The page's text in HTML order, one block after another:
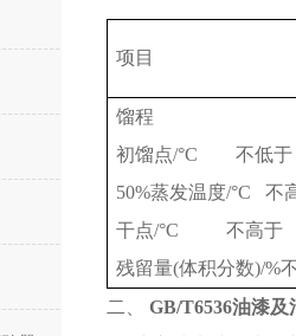
项目
馏程
初馏点/°C 不低于
50%蒸发温度/°C 不
干点/°C 不高于
残留量(体积分数)/%
二、 GB/T6536油漆